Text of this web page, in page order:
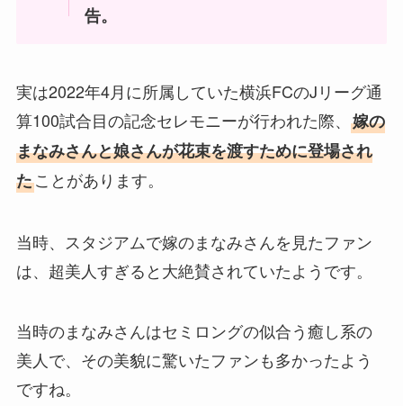
告。
実は2022年4月に所属していた横浜FCのJリーグ通
算100試合目の記念セレモニーが行われた際、 嫁の
まなみさんと娘さんが花束を渡すために登場され
たことがあります。
当時、スタジアムで嫁のまなみさんを見たファン
は、超美人すぎると大絶賛されていたようです。
当時のまなみさんはセミロングの似合う癒し系の
美人で、その美貌に驚いたファンも多かったよう
ですね。